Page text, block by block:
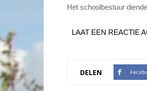
Het schoolbestuur
LAAT EEN REACTIE
DELEN